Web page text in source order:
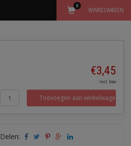
WINKELWAGEN
0
€3,45
Incl. btw
Toevoegen aan winkelwagen
Delen: